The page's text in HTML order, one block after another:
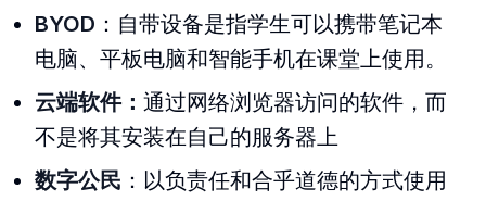
BYOD ：自带设备是指学生可以携带笔记本
电脑、平板电脑和智能手机在课堂上使用。
云端软件： 通过网络浏览器访问的软件，而
不是将其安装在自己的服务器上
数字公民 ：以负责任和合乎道德的方式使用